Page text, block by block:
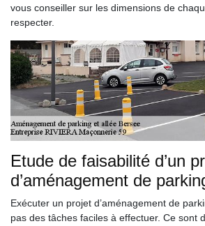
vous conseiller sur les dimensions de
respecter.
Etude de faisabilité d’un
d’aménagement de
Exécuter un projet d’aménagement de
pas des tâches faciles à effectuer. Ce sont